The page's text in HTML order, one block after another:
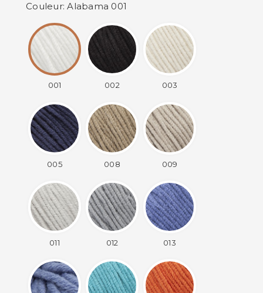
Couleur: Alabama 001
001 002 003
005 008 009
011 012 013